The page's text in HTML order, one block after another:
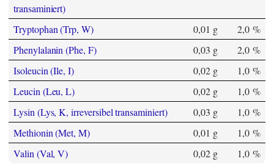
transaminiert)
Tryptophan (Trp, W) 0,01 g
2,0 %
Phenylalanin (Phe, F)
0,03 g
2,0 %
Isoleucin (Ile, I)
0,02 g
1,0 %
Leucin (Leu, L)
0,02 g
1,0 %
Lysin (Lys, K, irreversibel transaminiert)
0,03 g
1,0 %
Methionin (Met, M)
0,01 g
1,0 %
Valin (Val, V)
0,02 g 1,0 %